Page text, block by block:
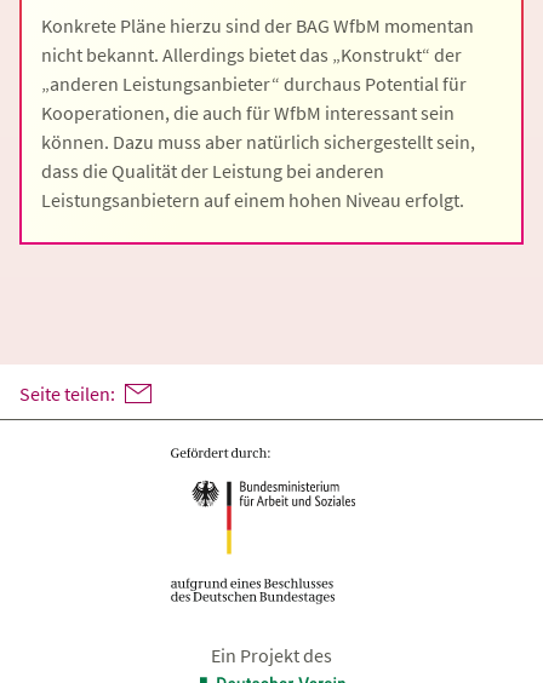
Konkrete Pläne hierzu sind der BAG WfbM momentan
nicht bekannt. Allerdings bietet das „Konstrukt“ der
„anderen Leistungsanbieter“ durchaus Potential für
Kooperationen, die auch für WfbM interessant sein
können. Dazu muss aber natürlich sichergestellt sein,
dass die Qualität der Leistung bei anderen
Leistungsanbietern auf einem hohen Niveau erfolgt.
Seite teilen:
Ein Projekt des